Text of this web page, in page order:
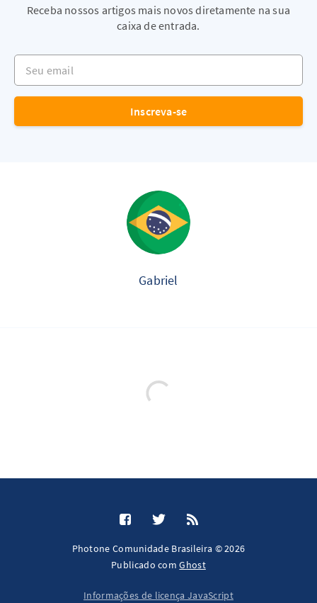
Receba nossos artigos mais novos diretamente na sua
caixa de entrada.
Seu email
Inscreva-se
Gabriel
Photone Comunidade Brasileira © 2026
Publicado comGhost
Informações de licença JavaScript